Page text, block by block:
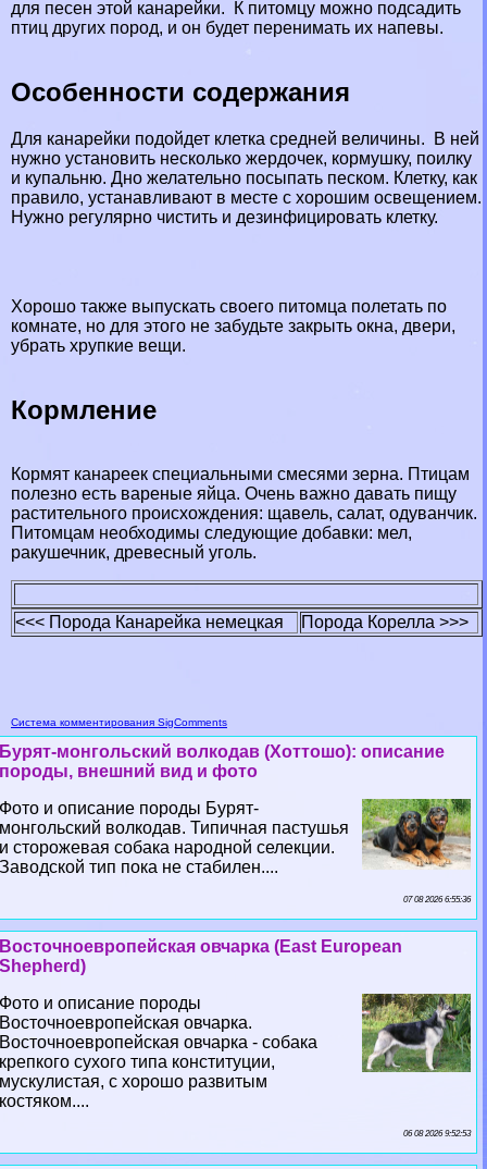
для песен этой канарейки. К питомцу можно подсадить
птиц других пород, и он будет перенимать их напевы.
Особенности содержания
Для канарейки подойдет клетка средней величины. В ней
нужно установить несколько жердочек, кормушку, поилку
и купальню. Дно желательно посыпать песком. Клетку, как
правило, устанавливают в месте с хорошим освещением.
Нужно регулярно чистить и дезинфицировать клетку.
Хорошо также выпускать своего питомца полетать по
комнате, но для этого не забудьте закрыть окна, двери,
убрать хрупкие вещи.
Кормление
Кормят канареек специальными смесями зерна. Птицам
полезно есть вареные яйца. Очень важно давать пищу
растительного происхождения: щавель, салат, одуванчик.
Питомцам необходимы следующие добавки: мел,
paкушечник, древесный уголь.
<<< Порода Канарейка немецкая Порода Корелла >>>
Система комментирования SigComments
Бурят-монгольский волкодав (Хоттошо): описание
породы, внешний вид и фото
Фото и описание породы Бурят-
монгольский волкодав. Типичная пастушья
и сторожевая собака народной селекции.
Заводской тип пока не стабилен....
07 08 2026 6:55:36
Восточноевропейская овчарка (East European
Shepherd)
Фото и описание породы
Восточноевропейская овчарка.
Восточноевропейская овчарка - собака
крепкого сухого типа конституции,
мускулистая, с хорошо развитым
костяком....
06 08 2026 9:52:53